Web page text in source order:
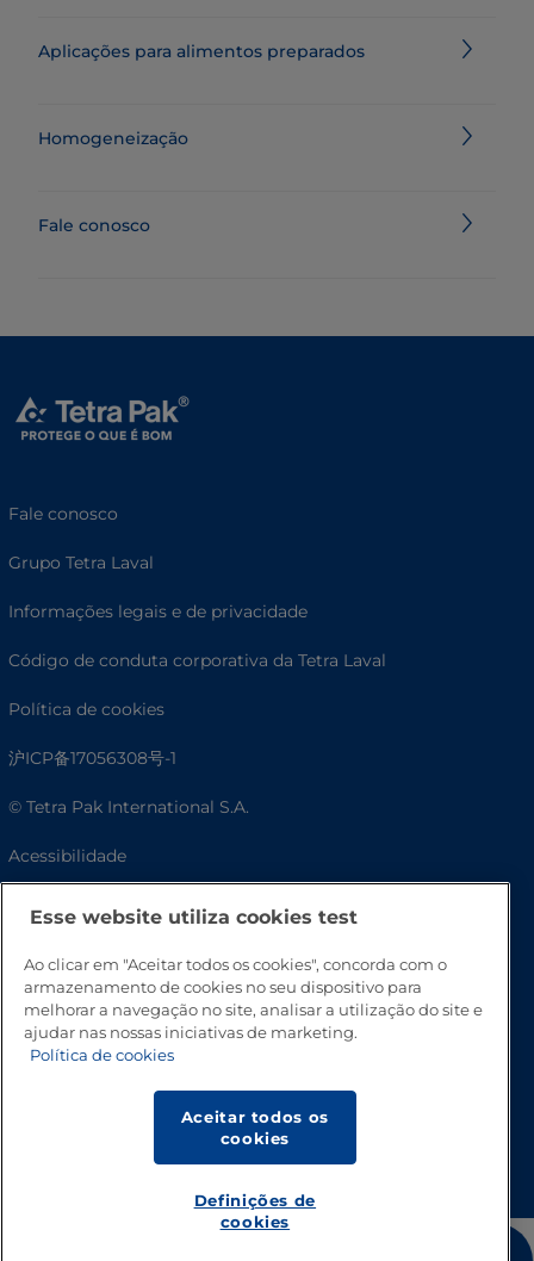
Aplicações para alimentos preparados
Homogeneização
Fale conosco
Fale conosco
Grupo Tetra Laval
Informações legais e de privacidade
Código de conduta corporativa da Tetra Laval
Política de cookies
沪ICP备17056308号-1
© Tetra Pak International S.A.
Acessibilidade
Perguntas frequentes
Esse website utiliza cookies test
Ao clicar em "Aceitar todos os cookies", concorda com o
armazenamento de cookies no seu dispositivo para
melhorar a navegação no site, analisar a utilização do site e
ajudar nas nossas iniciativas de marketing.
Política de cookies
Aceitar todos os
cookies
Definições de
cookies